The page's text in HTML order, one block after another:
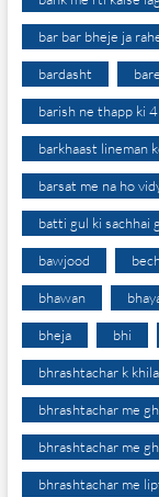
bar bar bheje ja
bardasht
barish ne thapp ki
barkhaast lineman
barsat me na ho
batti gul ki sachhai
bawjood
bhawan
bheja bhi
bhrashtachar k
bhrashtachar me
bhrashtachar me
bhrashtachar me